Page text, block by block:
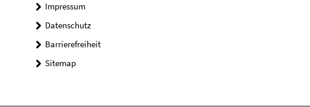
Impressum
Datenschutz
Barrierefreiheit
Sitemap